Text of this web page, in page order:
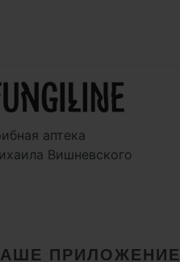
аптека
Вишневского
ПРИЛОЖЕНИЕ